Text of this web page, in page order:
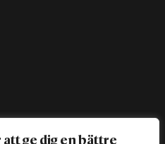
ge dig en bättre